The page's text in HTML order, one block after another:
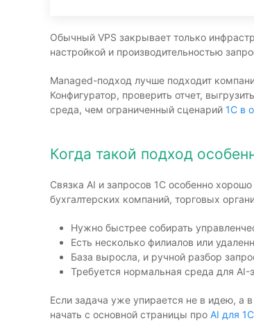
Обычный VPS закрывает только
настройкой и производительностью
Managed-подход лучше подходит
Конфигуратор, проверить отчет,
среда, чем ограниченный сценарий 1С в
Когда такой подход
Связка AI и запросов 1С особенно
бухгалтерских компаний, торговых
Нужно быстрее собирать
Есть несколько филиалов или
База выросла, и ручной разбор
Требуется нормальная среда для
Если задача уже упирается не в идею, а
начать с основной страницы про AI для 1С